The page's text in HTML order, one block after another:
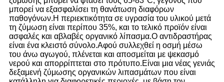
μπορεί να εξασφαλίσει τη θανάτωση διαφόρων
παθογόνων.Η περιεκτικότητα σε υγρασία του υλικού μετά
τη ζύμωση είναι περίπου 35%, και το τελικό προϊόν είναι
ασφαλές και αβλαβές οργανικό λίπασμα.Ο αντιδραστήρας
είναι ένα κλειστό σύνολο.Αφού συλλεχθεί η οσμή μέσω
του άνω αγωγού, πλένεται και αποσμείται με ψεκασμό
νερού και απορρίπτεται στο πρότυπο.Είναι μια νέας γενιάς
δεξαμενή ζύμωσης οργανικών λιπασμάτων που είναι